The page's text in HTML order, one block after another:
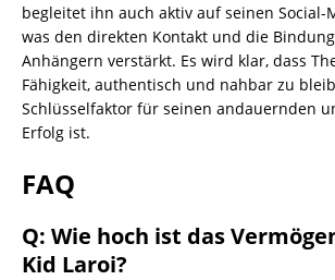
begleitet ihn auch aktiv auf seinen Social-
was den direkten Kontakt und die
Anhängern verstärkt. Es wird klar, dass
Fähigkeit, authentisch und nahbar zu
Schlüsselfaktor für seinen andauernden
Erfolg ist.
FAQ
Q: Wie hoch ist das
Kid Laroi?